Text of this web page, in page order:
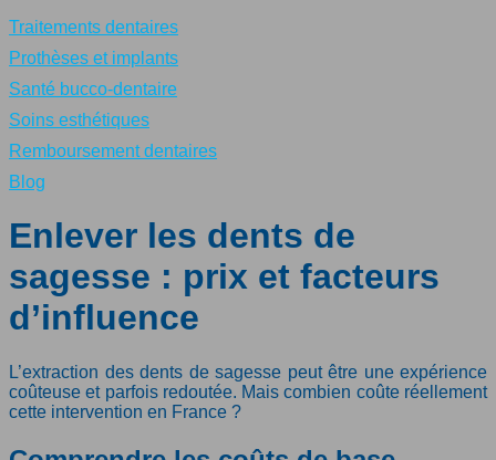
Traitements dentaires
Prothèses et implants
Santé bucco-dentaire
Soins esthétiques
Remboursement dentaires
Blog
Enlever les dents de
sagesse : prix et facteurs
d’influence
L’extraction des dents de sagesse peut être une expérience
coûteuse et parfois redoutée. Mais combien coûte réellement
cette intervention en France ?